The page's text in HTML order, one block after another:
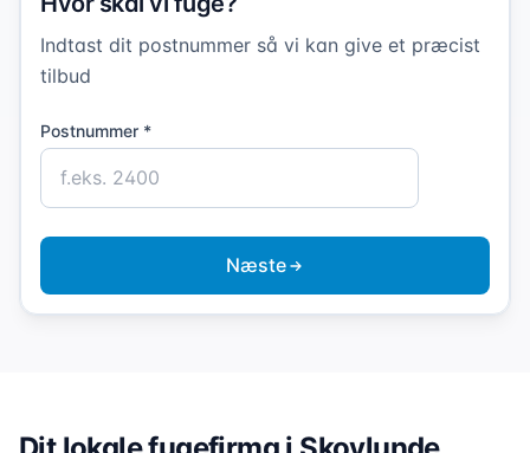
Indtast dit postnummer så vi kan give et præcist
tilbud
Postnummer *
Næste